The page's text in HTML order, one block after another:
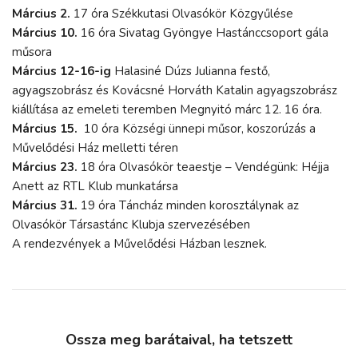
Március 2. 17 óra Székkutasi Olvasókör Közgyűlése
Március 10. 16 óra Sivatag Gyöngye Hastánccsoport gála
műsora
Március 12-16-ig Halasiné Dúzs Julianna festő,
agyagszobrász és Kovácsné Horváth Katalin agyagszobrász
kiállítása az emeleti teremben Megnyitó márc 12. 16 óra.
Március 15. 10 óra Községi ünnepi műsor, koszorúzás a
Művelődési Ház melletti téren
Március 23. 18 óra Olvasókör teaestje – Vendégünk: Héjja
Anett az RTL Klub munkatársa
Március 31. 19 óra Táncház minden korosztálynak az
Olvasókör Társastánc Klubja szervezésében
A rendezvények a Művelődési Házban lesznek.
Ossza meg barátaival, ha tetszett